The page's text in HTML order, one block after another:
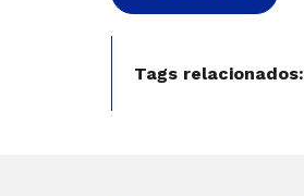
Tags relacionados: